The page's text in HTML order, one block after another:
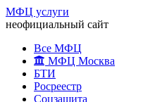
МФЦ услуги
неофициальный сайт
Все МФЦ
МФЦ Москва
БТИ
Росреестр
Соцзащита